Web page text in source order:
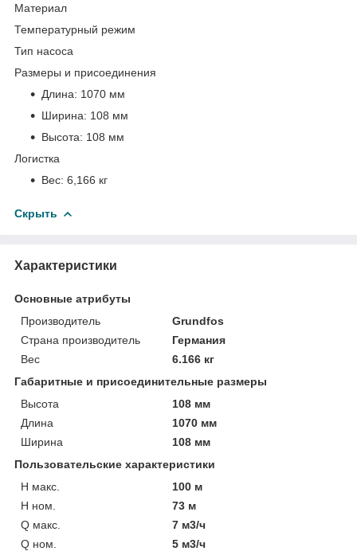
Материал
Температурный режим
Тип насоса
Размеры и присоединения
Длина: 1070 мм
Ширина: 108 мм
Высота: 108 мм
Логистка
Вес: 6,166 кг
Скрыть
Характеристики
Основные атрибуты
Производитель
Grundfos
Страна производитель
Германия
Вес
6.166 кг
Габаритные и присоединительные размеры
Высота
108 мм
Длина
1070 мм
Ширина
108 мм
Пользовательские характеристики
H макс.
100 м
H ном.
73 м
Q макс.
7 м3/ч
Q ном.
5 м3/ч